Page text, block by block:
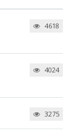
4618
4024
3275